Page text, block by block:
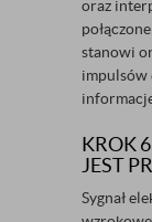
oraz
stanowi
impulsów
KROK
JEST
Sygnał